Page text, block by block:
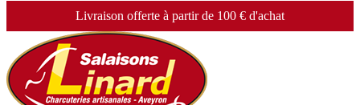
Livraison offerte à partir de 100 € d'achat